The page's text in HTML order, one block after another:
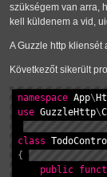
szükségem van arra,
kell küldenem a vid,
A Guzzle http
Következőt sikerült
namespace App\
use GuzzleHttp\
class
{
public